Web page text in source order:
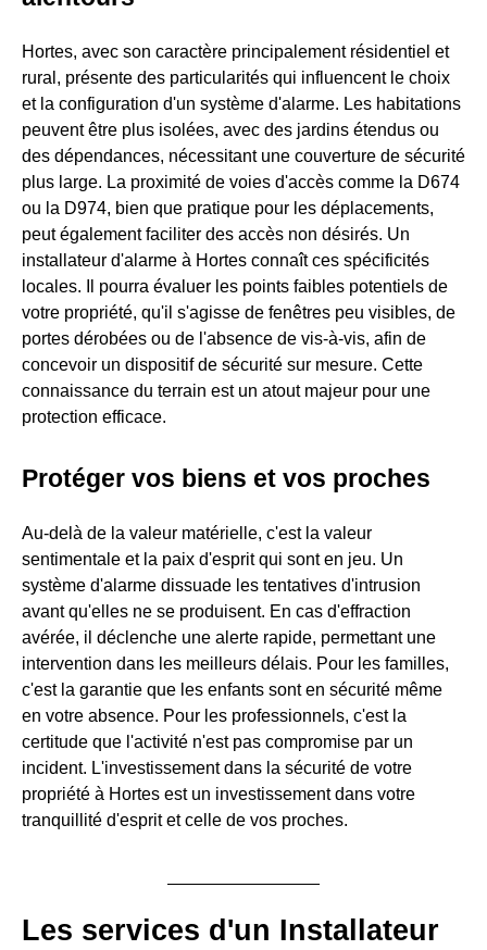
Hortes, avec son caractère principalement résidentiel et
rural, présente des particularités qui influencent le choix
et la configuration d'un système d'alarme. Les habitations
peuvent être plus isolées, avec des jardins étendus ou
des dépendances, nécessitant une couverture de sécurité
plus large. La proximité de voies d'accès comme la D674
ou la D974, bien que pratique pour les déplacements,
peut également faciliter des accès non désirés. Un
installateur d'alarme à Hortes connaît ces spécificités
locales. Il pourra évaluer les points faibles potentiels de
votre propriété, qu'il s'agisse de fenêtres peu visibles, de
portes dérobées ou de l'absence de vis-à-vis, afin de
concevoir un dispositif de sécurité sur mesure. Cette
connaissance du terrain est un atout majeur pour une
protection efficace.
Protéger vos biens et vos proches
Au-delà de la valeur matérielle, c'est la valeur
sentimentale et la paix d'esprit qui sont en jeu. Un
système d'alarme dissuade les tentatives d'intrusion
avant qu'elles ne se produisent. En cas d'effraction
avérée, il déclenche une alerte rapide, permettant une
intervention dans les meilleurs délais. Pour les familles,
c'est la garantie que les enfants sont en sécurité même
en votre absence. Pour les professionnels, c'est la
certitude que l'activité n'est pas compromise par un
incident. L'investissement dans la sécurité de votre
propriété à Hortes est un investissement dans votre
tranquillité d'esprit et celle de vos proches.
Les services d'un Installateur